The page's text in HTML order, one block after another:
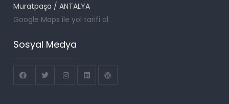
Muratpaşa / ANTALYA
Google Maps ile yol tarifi al
Sosyal Medya